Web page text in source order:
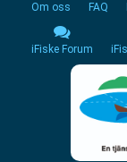
Om oss FAQ
iFiske Forum